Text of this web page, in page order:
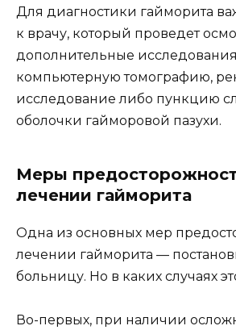
Для диагностики гайморита
к врачу, который проведет
дополнительные
компьютерную томографию,
исследование либо пункцию
оболочки гайморовой пазухи.
Меры
лечении гайморита
Одна из основных мер
лечении гайморита —
больницу. Но в каких случаях
Во-первых, при наличии